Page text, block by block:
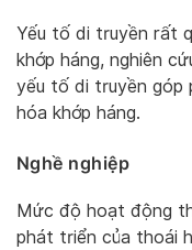
Yếu tố di truyền rất
khớp háng, nghiên
yếu tố di truyền góp
hóa khớp háng.
Nghề nghiệp
Mức độ hoạt động
phát triển của thoái